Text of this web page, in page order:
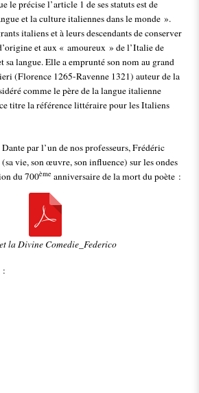
le précise l’article 1 de ses statuts est de
et la culture italiennes dans le monde ».
italiens et à leurs descendants de conserver
et aux « amoureux » de l’Italie de
sa langue. Elle a emprunté son nom au grand
(Florence 1265-Ravenne 1321) auteur de la
comme le père de la langue italienne
titre la référence littéraire pour les Italiens
par l’un de nos professeurs, Frédéric
vie, son œuvre, son influence) sur les ondes
du 700ème anniversaire de la mort du poète :
la Divine Comedie_Federico
: